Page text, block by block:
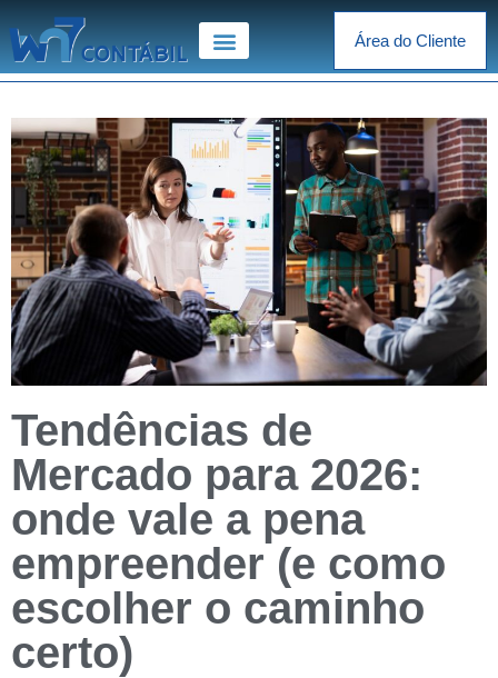
Área do Cliente
Tendências de
Mercado para 2026:
onde vale a pena
empreender (e como
escolher o caminho
certo)